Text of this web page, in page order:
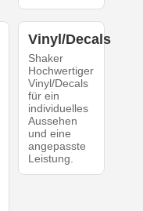
Vinyl/Decals
Shaker
Hochwertiger
Vinyl/Decals
für ein
individuelles
Aussehen
und eine
angepasste
Leistung.